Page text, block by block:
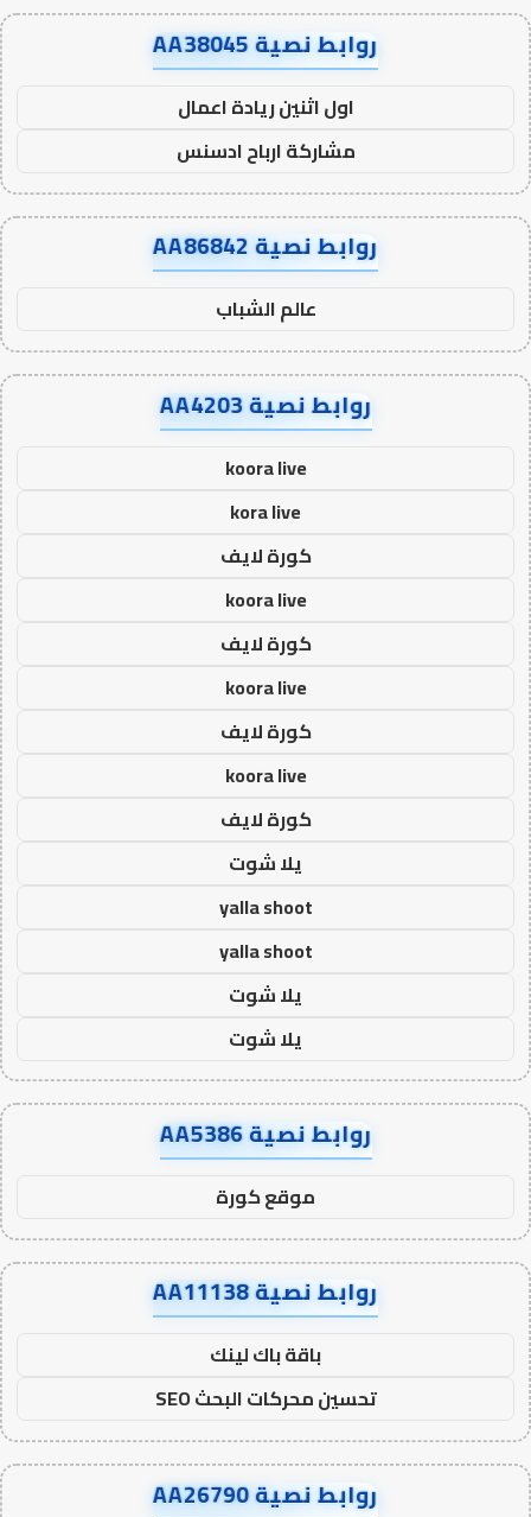
روابط نصية AA38045
اول اثنين ريادة اعمال
مشاركة ارباح ادسنس
روابط نصية AA86842
عالم الشباب
روابط نصية AA4203
koora live
kora live
كورة لايف
koora live
كورة لايف
koora live
كورة لايف
koora live
كورة لايف
يلا شوت
yalla shoot
yalla shoot
يلا شوت
يلا شوت
روابط نصية AA5386
موقع كورة
روابط نصية AA11138
باقة باك لينك
تحسين محركات البحث SEO
روابط نصية AA26790